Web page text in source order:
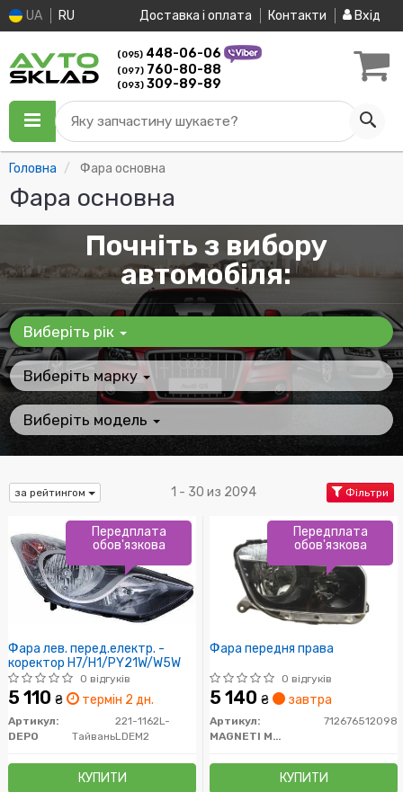
UA RU Доставка і оплата Контакти Вхід
(095) 448-06-06
(097) 760-80-88
(093) 309-89-89
Яку запчастину шукаєте?
Головна Фара основна
Фара основна
Почніть з вибору
автомобіля:
Виберіть рік
Виберіть марку
Виберіть модель
за рейтингом 1 - 30 из 2094 Фільтри
Фара лев. перед.електр. -
коректор H7/H1/PY21W/W5W
0 відгуків
5 110 ₴ термін 2 дн.
Артикул:
221-1162L-
LDEM2
DEPO Тайвань
КУПИТИ
Передплата
обов'язкова
Фара передня права
0 відгуків
5 140 ₴ завтра
Артикул:
712676512098
MAGNETI MARELLI
КУПИТИ
Передплата
обов'язкова